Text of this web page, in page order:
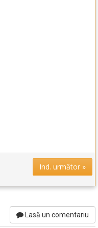
Ind. următor »
Lasă un comentariu